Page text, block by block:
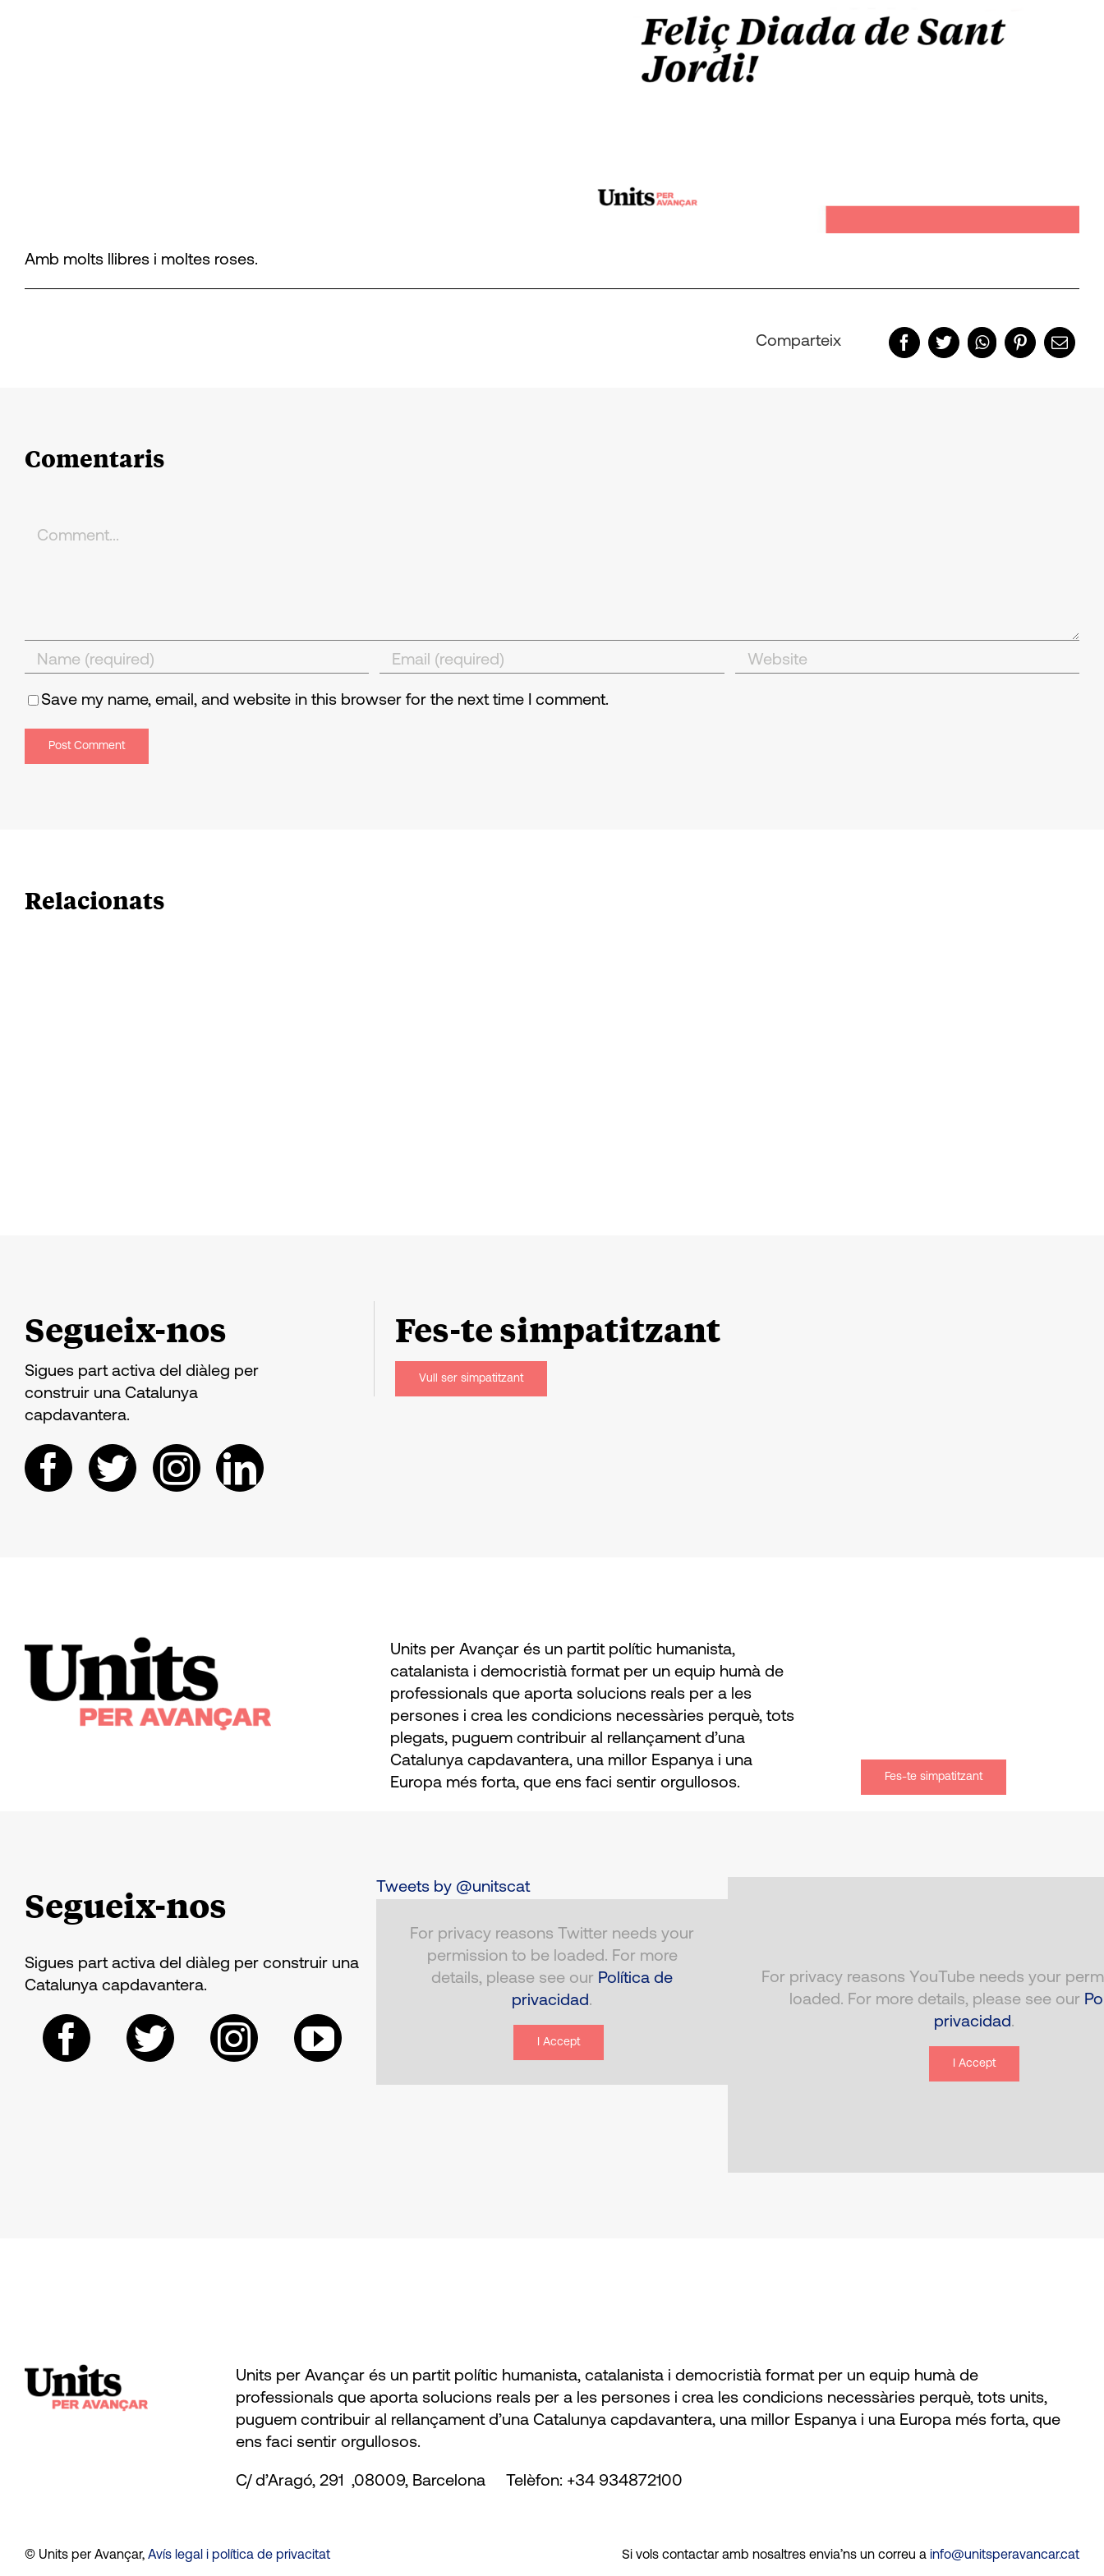
Amb molts llibres i moltes roses.
Comparteix
Comentaris
Comment
Save my name, email, and website in this browser for the next time I comment.
Relacionats
Segueix-nos
Sigues part activa del diàleg per
construir una Catalunya
capdavantera.
Fes-tesimpatitzant
Vull ser simpatitzant
Units per Avançar és un partit polític humanista,
catalanista i democristià format per un equip humà de
professionals que aporta solucions reals per a les
persones i crea les condicions necessàries perquè, tots
plegats, puguem contribuir al rellançament d’una
Catalunya capdavantera, una millor Espanya i una
Europa més forta, que ens faci sentir orgullosos.
Fes-te simpatitzant
Segueix-nos
Sigues part activa del diàleg per construir una
Catalunya capdavantera.
Tweets by @unitscat
For privacy reasons Twitter needs your
permission to be loaded. For more
details, please see our Política de
privacidad.
I Accept
For privacy reasons YouTube needs your
loaded. For more details, please see our
privacidad.
I Accept
Units per Avançar és un partit polític humanista, catalanista i democristià format per un equip humà de
professionals que aporta solucions reals per a les persones i crea les condicions necessàries perquè, tots units,
puguem contribuir al rellançament d’una Catalunya capdavantera, una millor Espanya i una Europa més forta, que
ens faci sentir orgullosos.
C/ d’Aragó, 291 ,08009, Barcelona Telèfon: +34 934872100
© Units per Avançar, Avís legal i política de privacitat Si vols contactar amb nosaltres envia’ns un correu ainfo@unitsperavancar.cat